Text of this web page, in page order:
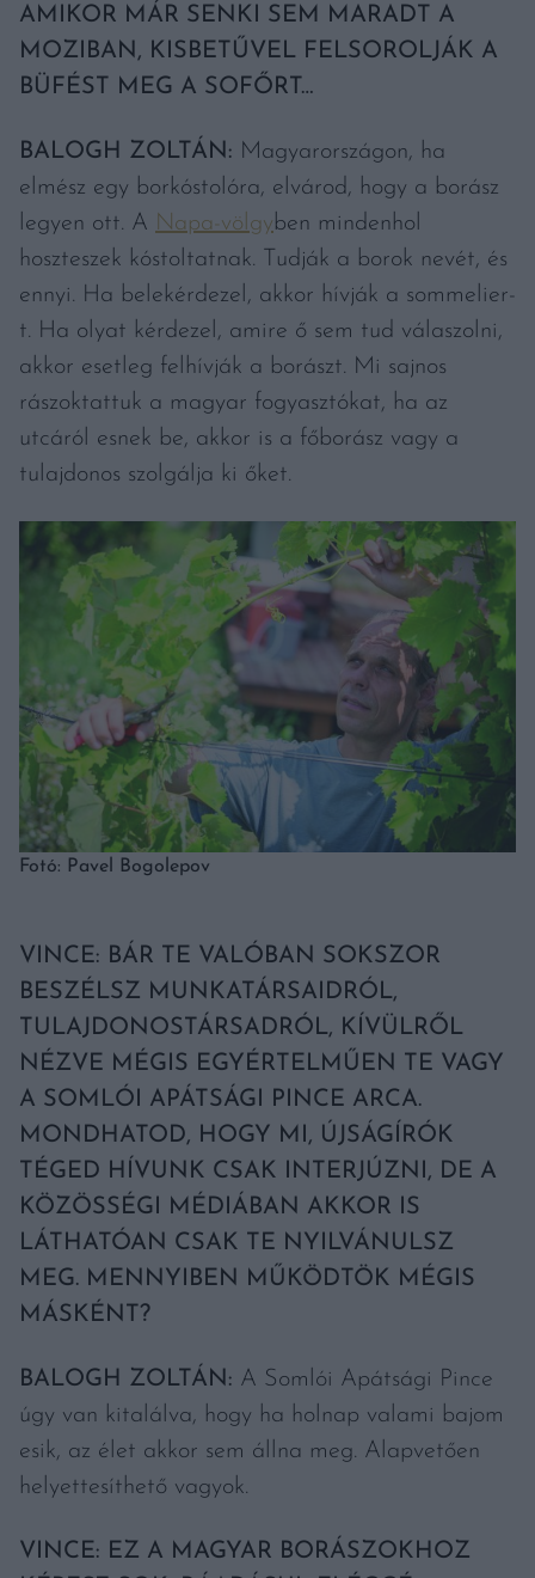
AMIKOR MÁR SENKI SEM MARADT A
MOZIBAN, KISBETŰVEL FELSOROLJÁK A
BÜFÉST MEG A SOFŐRT…
BALOGH ZOLTÁN: Magyarországon, ha
elmész egy borkóstolóra, elvárod, hogy a borász
legyen ott. A Napa-völgyben mindenhol
hoszteszek kóstoltatnak. Tudják a borok nevét, és
ennyi. Ha belekérdezel, akkor hívják a sommelier-
t. Ha olyat kérdezel, amire ő sem tud válaszolni,
akkor esetleg felhívják a borászt. Mi sajnos
rászoktattuk a magyar fogyasztókat, ha az
utcáról esnek be, akkor is a főborász vagy a
tulajdonos szolgálja ki őket.
Fotó: Pavel Bogolepov
VINCE: BÁR TE VALÓBAN SOKSZOR
BESZÉLSZ MUNKATÁRSAIDRÓL,
TULAJDONOSTÁRSADRÓL, KÍVÜLRŐL
NÉZVE MÉGIS EGYÉRTELMŰEN TE VAGY
A SOMLÓI APÁTSÁGI PINCE ARCA.
MONDHATOD, HOGY MI, ÚJSÁGÍRÓK
TÉGED HÍVUNK CSAK INTERJÚZNI, DE A
KÖZÖSSÉGI MÉDIÁBAN AKKOR IS
LÁTHATÓAN CSAK TE NYILVÁNULSZ
MEG. MENNYIBEN MŰKÖDTÖK MÉGIS
MÁSKÉNT?
BALOGH ZOLTÁN: A Somlói Apátsági Pince
úgy van kitalálva, hogy ha holnap valami bajom
esik, az élet akkor sem állna meg. Alapvetően
helyettesíthető vagyok.
VINCE: EZ A MAGYAR BORÁSZOKHOZ